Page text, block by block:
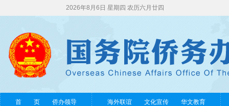
2026年8月6日 星期四 农历六月廿四
首 页
侨办领导
海外联谊 文化宣传
华文教育